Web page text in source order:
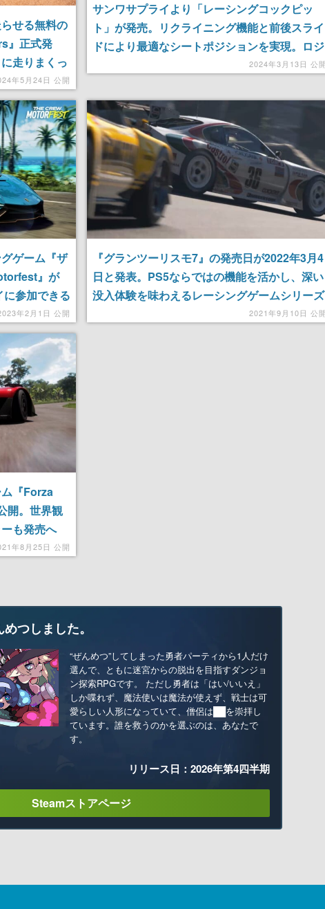
せる無料の
』正式発
走りまくっ
ができる
年5月24日 公開
サンワサプライより「レーシングコックピッ
ト」が発売。リクライニング機能と前後スライ
ドにより最適なシートポジションを実現。ロジ
クールなどメジャーなハンコンに対応し、シフ
2024年3月13日 公開
ゲーム『ザ
』が
参加できる
年2月1日 公開
『グランツーリスモ7』の発売日が2022年3月4
日と発表。PS5ならではの機能を活かし、深い
没入体験を味わえるレーシングゲームシリーズ
2021年9月10日 公開
『Forza
開。世界観
も発売へ
年8月25日 公開
つしました。
“ぜんめつ”してしまった勇者パーティから1人だけ
選んで、ともに迷宮からの脱出を目指すダンジョ
ン探索RPGです。 ただし勇者は「はい/いいえ」
しか喋れず、魔法使いは魔法が使えず、戦士は可
愛らしい人形になっていて、僧侶は██を崇拝し
ています。誰を救うのかを選ぶのは、あなたで
す。
リリース日：2026年第4四半期
Steamストアページ